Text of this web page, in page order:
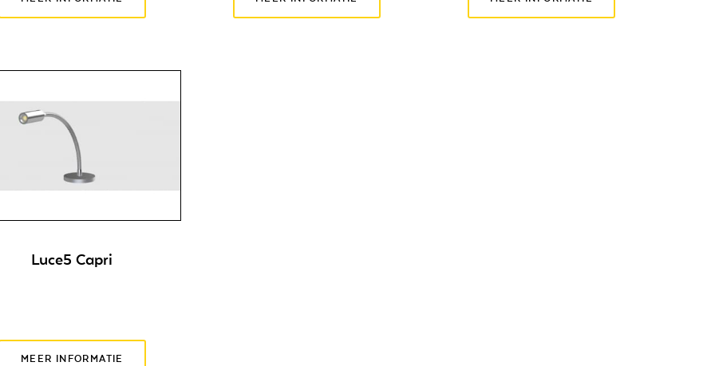
Luce5 Capri
MEER INFORMATIE